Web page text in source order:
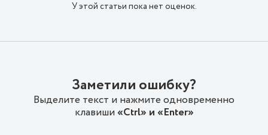
У этой статьи пока нет оценок.
Заметили ошибку?
Выделите текст и нажмите одновременно
клавиши«Ctrl» и «Enter»